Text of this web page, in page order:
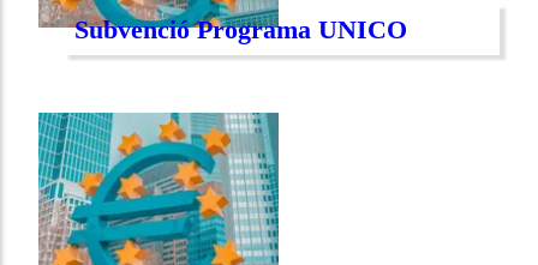
Subvenció Programa UNICO